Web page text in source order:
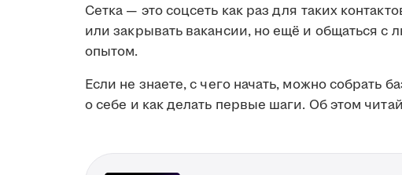
Сетка — это соцсеть как раз для таких
или закрывать вакансии, но ещё и общаться
опытом.
Если не знаете, с чего начать, можно собрать
о себе и как делать первые шаги. Об этом